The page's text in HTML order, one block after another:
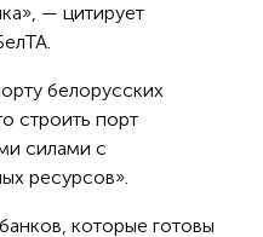
— цитирует
белорусских
строить порт
силами с
ресурсов».
которые готовы